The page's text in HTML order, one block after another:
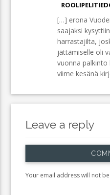
[…] erona
saajaksi
harrastajilta,
jättämiselle oli
vuonna
viime kesänä
Leave a reply
Your email address will not